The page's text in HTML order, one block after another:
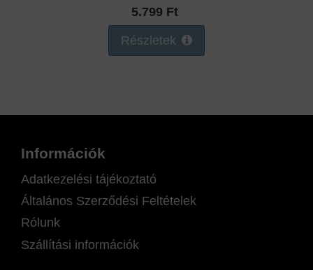
5.799 Ft
Részletek
Információk
Adatkezelési tájékoztató
Általános Szerződési Feltételek
Rólunk
Szállítási információk